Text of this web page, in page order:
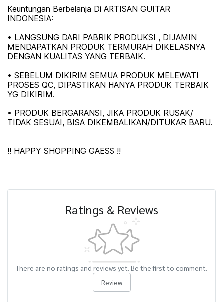
Keuntungan Berbelanja Di ARTISAN GUITAR
INDONESIA:
• LANGSUNG DARI PABRIK PRODUKSI , DIJAMIN
MENDAPATKAN PRODUK TERMURAH DIKELASNYA
DENGAN KUALITAS YANG TERBAIK.
• SEBELUM DIKIRIM SEMUA PRODUK MELEWATI
PROSES QC, DIPASTIKAN HANYA PRODUK TERBAIK
YG DIKIRIM.
• PRODUK BERGARANSI, JIKA PRODUK RUSAK/
TIDAK SESUAI, BISA DIKEMBALIKAN/DITUKAR BARU.
!! HAPPY SHOPPING GAESS !!
Ratings & Reviews
There are no ratings and reviews yet. Be the first to comment.
Review